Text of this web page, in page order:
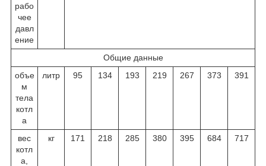
рабо
чее
давл
ение
Общие данные
объе
м
тела
котл
а
литр 95 134 193 219 267 373 391
вес
котл
а,
кг 171 218 285 380 395 684 717